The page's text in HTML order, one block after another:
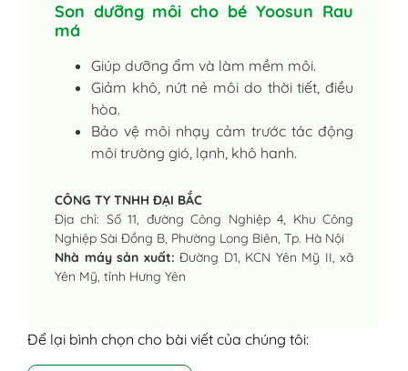
Son dưỡng môi cho bé Yoosun Rau
má
Giúp dưỡng ẩm và làm mềm môi.
Giảm khô, nứt nẻ môi do thời tiết, điều
hòa.
Bảo vệ môi nhạy cảm trước tác động
môi trường gió, lạnh, khô hanh.
CÔNG TY TNHH ĐẠI BẮC
Địa chỉ: Số 11, đường Công Nghiệp 4, Khu Công
Nghiệp Sài Đồng B, Phường Long Biên, Tp. Hà Nội
Nhà máy sản xuất: Đường D1, KCN Yên Mỹ II, xã
Yên Mỹ, tỉnh Hưng Yên
Để lại bình chọn cho bài viết của chúng tôi: